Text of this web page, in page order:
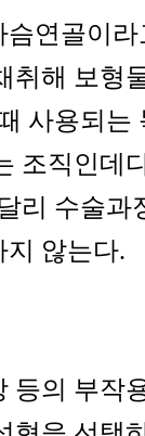
연골이
취해 보형
사용되는
조직인데
리 수술과
지 않는다.
등의 부작